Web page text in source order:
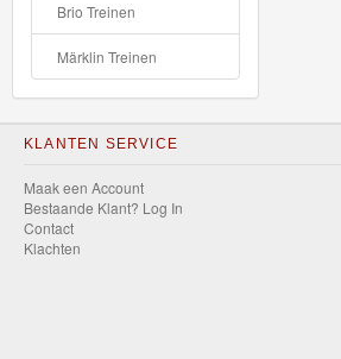
Siku
Nieuwe
artikelen
2023
GraviTrax
Brio Treinen
Märklin Treinen
KLANTEN SERVICE
Maak een Account
Bestaande Klant? Log In
Contact
Klachten